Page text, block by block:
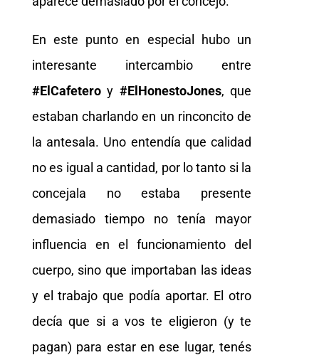
En este punto en especial hubo un
interesante intercambio entre
#ElCafeteroy #ElHonestoJones, que
estaban charlando en un rinconcito de
la antesala. Uno entendía que calidad
no es igual a cantidad, por lo tanto si la
concejala no estaba presente
demasiado tiempo no tenía mayor
influencia en el funcionamiento del
cuerpo, sino que importaban las ideas
y el trabajo que podía aportar. El otro
decía que si a vos te eligieron (y te
pagan) para estar en ese lugar, tenés